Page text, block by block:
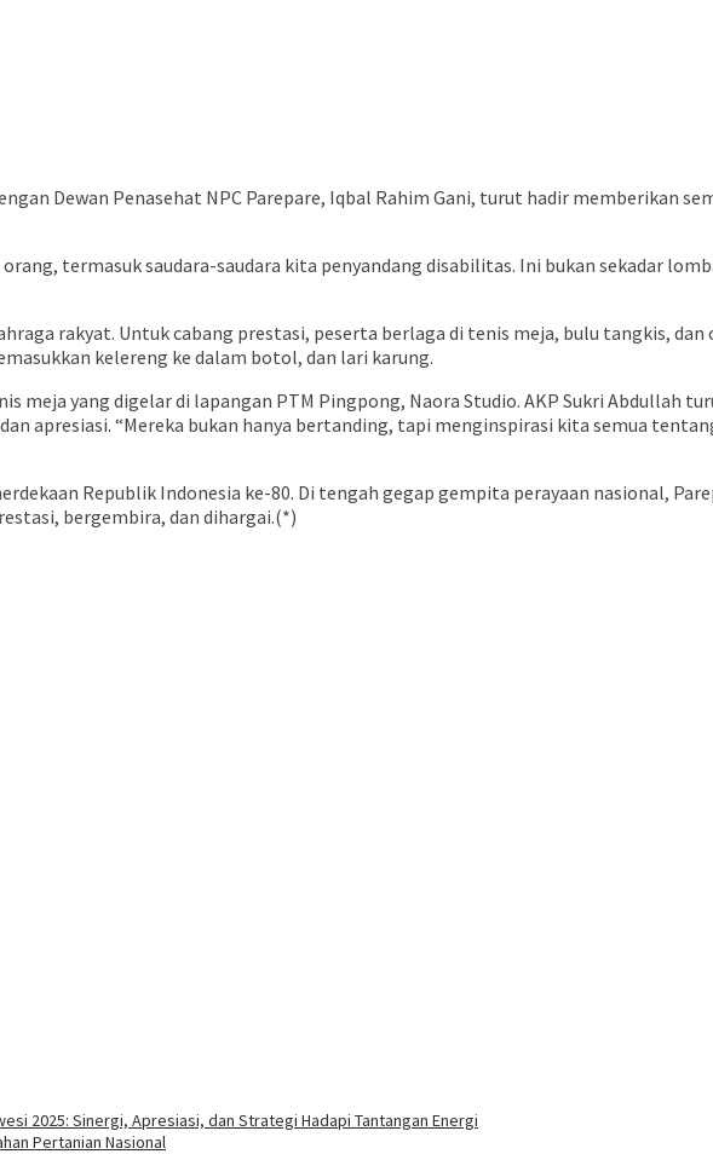
Dewan Penasehat NPC Parepare, Iqbal Rahim Gani, turut hadir memberikan
termasuk saudara-saudara kita penyandang disabilitas. Ini bukan sekadar
rakyat. Untuk cabang prestasi, peserta berlaga di tenis meja, bulu tangkis, dan
kelereng ke dalam botol, dan lari karung.
meja yang digelar di lapangan PTM Pingpong, Naora Studio. AKP Sukri Abdullah
apresiasi. “Mereka bukan hanya bertanding, tapi menginspirasi kita semua
Republik Indonesia ke-80. Di tengah gegap gempita perayaan nasional,
bergembira, dan dihargai.(*)
2025: Sinergi, Apresiasi, dan Strategi Hadapi Tantangan Energi
Pertanian Nasional